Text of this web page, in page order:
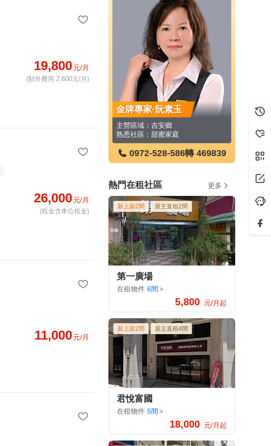
19,800元/月
(額外費用 2,600元/月)
26,000元/月
(租金含車位租金)
11,000元/月
轉 469839
金牌專家·許書瑋
主營區域：花蓮市
熟悉社區：民意丙社區
0972-528-586轉 195471
金牌專
熟悉社區
熱門在租社區 更多
新上架2間 屋主直租2間
第一廣場
在租物件 6間 >
5,800 元/月起
新上架2間 屋主直租4間
君悅富國
在租物件 5間 >
18,000 元/月起